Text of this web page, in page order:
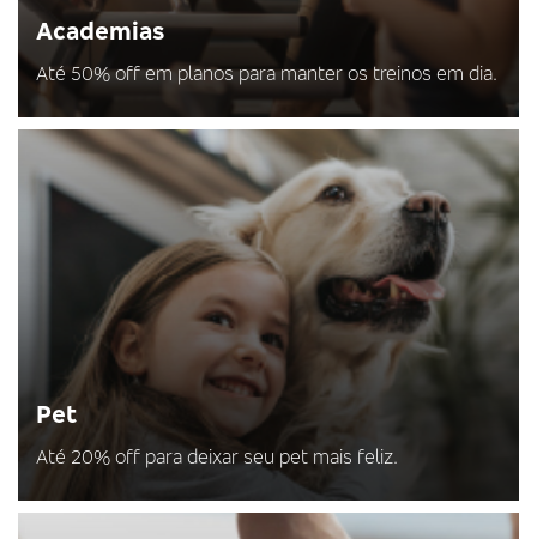
Academias
Até 50% off em planos para manter os treinos em dia.
Pet
Até 20% off para deixar seu pet mais feliz.